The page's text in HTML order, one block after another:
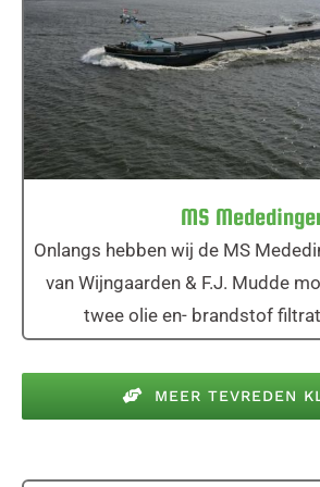
MS
MS
Onlangs hebben wij de MS
van Wijngaarden & F.J. Mudde
twee olie en- brandstof
MEER TEVREDEN